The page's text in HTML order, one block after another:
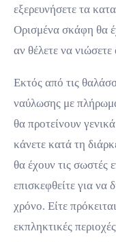
εξερευνήσετε τα
Ορισμένα σκάφη θα
αν θέλετε να νιώσετε
Εκτός από τις
ναύλωσης με
θα προτείνουν
κάνετε κατά τη
θα έχουν τις σωστές
επισκεφθείτε για να
χρόνο. Είτε
εκπληκτικές